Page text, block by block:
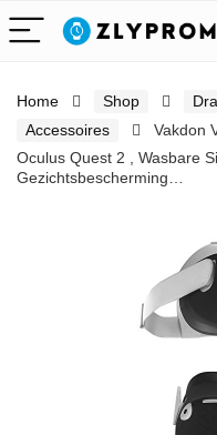
Home Shop
Accessoires
Vakdon
Oculus Quest 2 , Wasbare
Gezichtsbescherming…